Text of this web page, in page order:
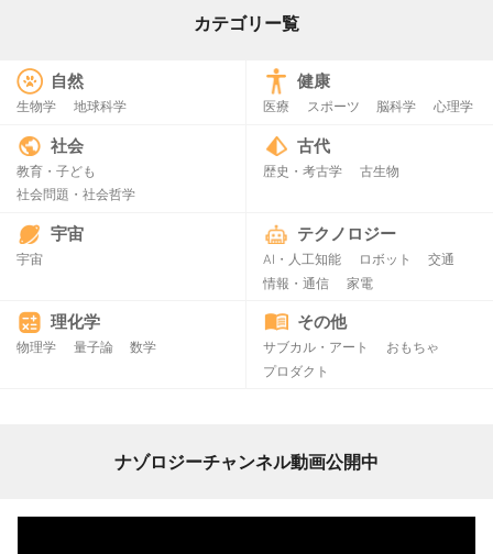
カテゴリー覧
自然
生物学 地球科学
健康
医療 スポーツ 脳科学 心理学
社会
教育・子ども
社会問題・社会哲学
古代
歴史・考古学 古生物
宇宙
宇宙
テクノロジー
AI・人工知能 ロボット
交通
情報・通信
家電
理化学
物理学 量子論 数学
その他
サブカル・アート
おもちゃ
プロダクト
ナゾロジーチャンネル動画公開中